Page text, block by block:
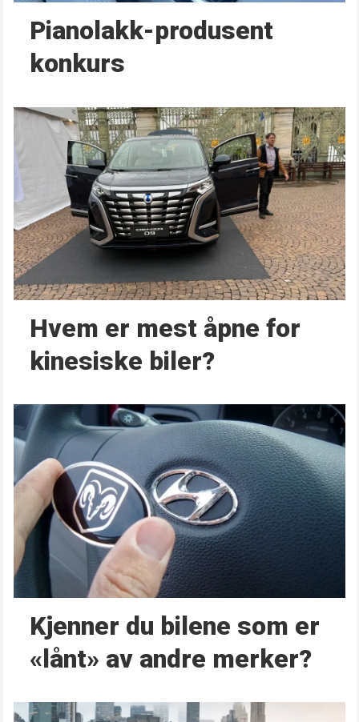
Pianolakk-produsent
konkurs
Hvem er mest åpne for
kinesiske biler?
Kjenner du bilene som er
«lånt» av andre merker?